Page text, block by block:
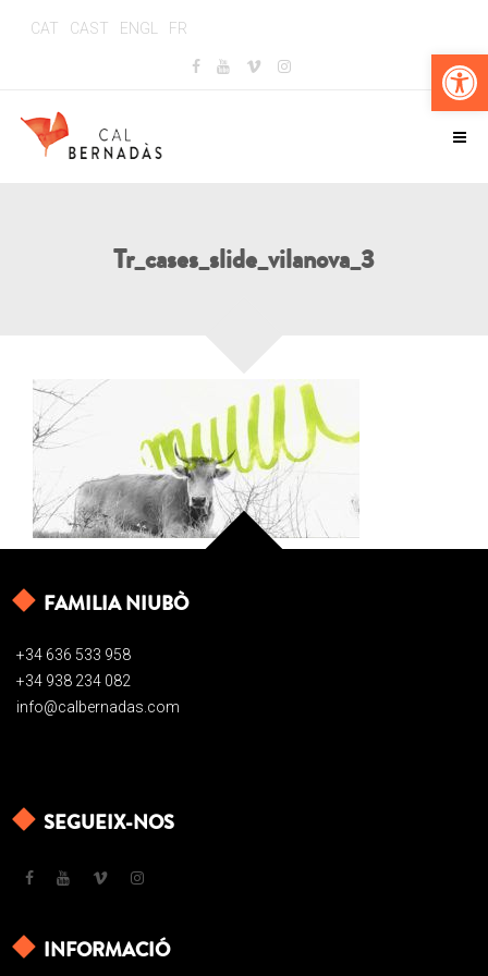
CAT CAST ENGL FR
Tr_cases_slide_vilanova_3
FAMILIA NIUBÒ
+34 636 533 958
+34 938 234 082
info@calbernadas.com
SEGUEIX-NOS
INFORMACIÓ